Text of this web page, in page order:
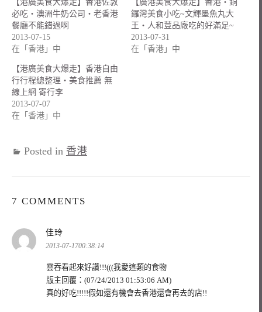
【港廣美食大爆走】香港佐敦
必吃‧澳洲牛奶公司‧老香港
餐廳不能錯過啊
2013-07-15
在「香港」中
【廣港美食大爆走】香港‧銅
鑼灣美食小吃~文輝墨魚丸大
王‧人和荳品廠吃的好滿足~
2013-07-31
在「香港」中
【港廣美食大爆走】香港自由
行行程總整理‧美食推薦 無
線上網 寄行李
2013-07-07
在「香港」中
Posted in 香港
7 COMMENTS
佳玲
示:
2013-07-1700:38:14
雲吞看起來好讚!!!(((我愛這類的食物
版主回覆：(07/24/2013 01:53:06 AM)
真的好吃!!!!!假如還有機會去香港還會再去的店!!